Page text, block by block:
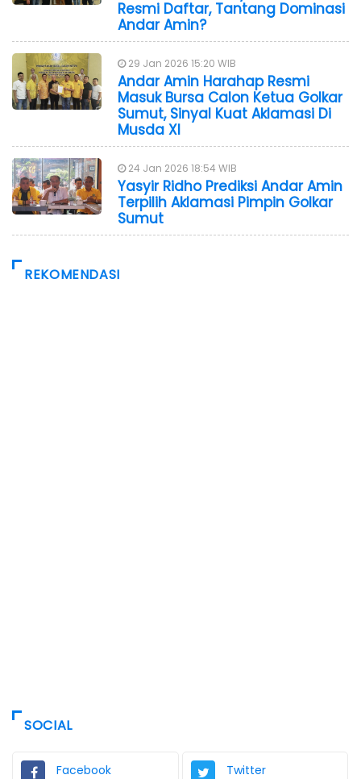
Resmi Daftar, Tantang Dominasi
Andar Amin?
29 Jan 2026 15:20 WIB
Andar Amin Harahap Resmi
Masuk Bursa Calon Ketua Golkar
Sumut, Sinyal Kuat Aklamasi Di
Musda XI
24 Jan 2026 18:54 WIB
Yasyir Ridho Prediksi Andar Amin
Terpilih Aklamasi Pimpin Golkar
Sumut
REKOMENDASI
SOCIAL
Facebook Twitter